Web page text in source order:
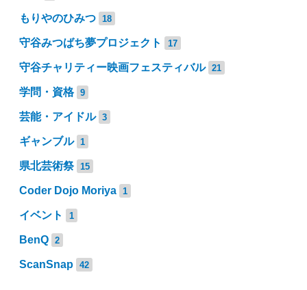
もりやのひみつ 18
守谷みつばち夢プロジェクト 17
守谷チャリティー映画フェスティバル 21
学問・資格 9
芸能・アイドル 3
ギャンブル 1
県北芸術祭 15
Coder Dojo Moriya 1
イベント 1
BenQ 2
ScanSnap 42